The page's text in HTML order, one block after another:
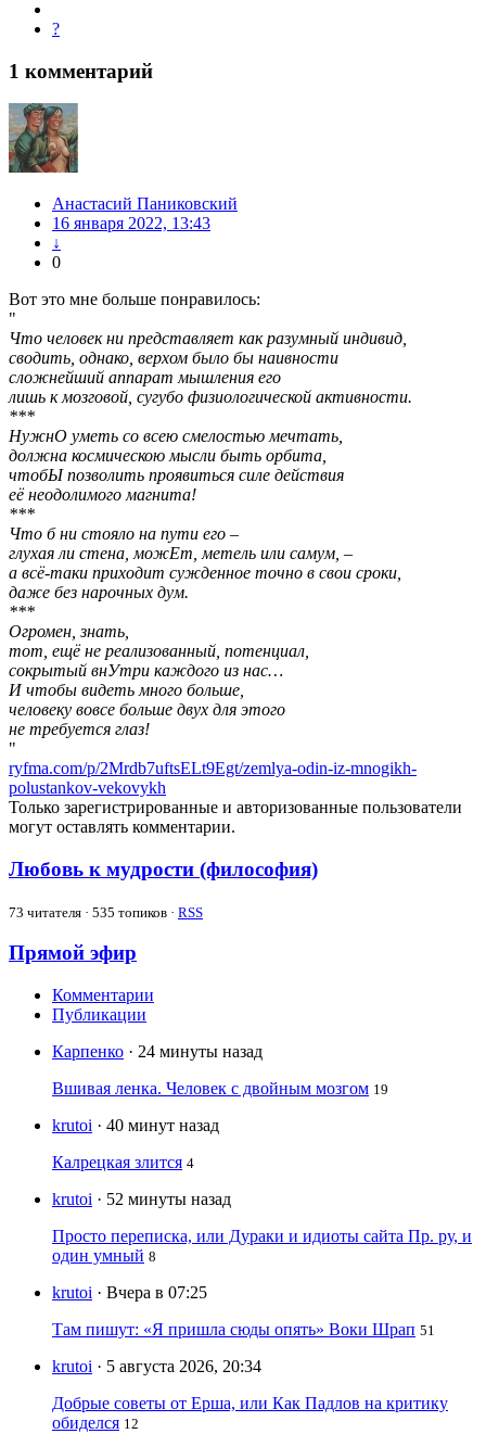
?
1 комментарий
Анастасий Паниковский
16 января 2022, 13:43
↓
0
Вот это мне больше понравилось:
"
Что человек ни представляет как разумный индивид,
сводить, однако, верхом было бы наивности
сложнейший аппарат мышления его
лишь к мозговой, сугубо физиологической активности.
***
НужнО уметь со всею смелостью мечтать,
должна космическою мысли быть орбита,
чтобЫ позволить проявиться силе действия
её неодолимого магнита!
***
Что б ни стояло на пути его –
глухая ли стена, можЕт, метель или самум, –
а всё-таки приходит сужденное точно в свои сроки,
даже без нарочных дум.
***
Огромен, знать,
тот, ещё не реализованный, потенциал,
сокрытый внУтри каждого из нас…
И чтобы видеть много больше,
человеку вовсе больше двух для этого
не требуется глаз!
"
ryfma.com/p/2Mrdb7uftsELt9Egt/zemlya-odin-iz-mnogikh-
polustankov-vekovykh
Только зарегистрированные и авторизованные пользователи
могут оставлять комментарии.
Любовь к мудрости (философия)
73 читателя · 535 топиков · RSS
Прямой эфир
Комментарии
Публикации
Карпенко · 24 минуты назад
Вшивая ленка. Человек с двойным мозгом 19
krutoi · 40 минут назад
Калрецкая злится 4
krutoi · 52 минуты назад
Просто переписка, или Дураки и идиоты сайта Пр. ру, и
один умный 8
krutoi · Вчера в 07:25
Там пишут: «Я пришла сюды опять» Воки Шрап 51
krutoi · 5 августа 2026, 20:34
Добрые советы от Ерша, или Как Падлов на критику
обиделся 12